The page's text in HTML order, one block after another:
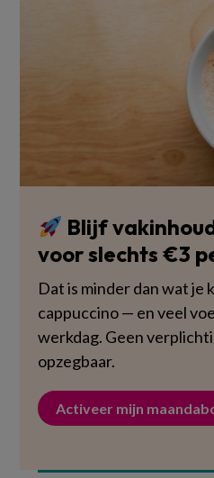
Blijf
voor slechts €3
Dat is minder dan wat je
cappuccino — en veel
werkdag. Geen
opzegbaar.
Activeer mijn